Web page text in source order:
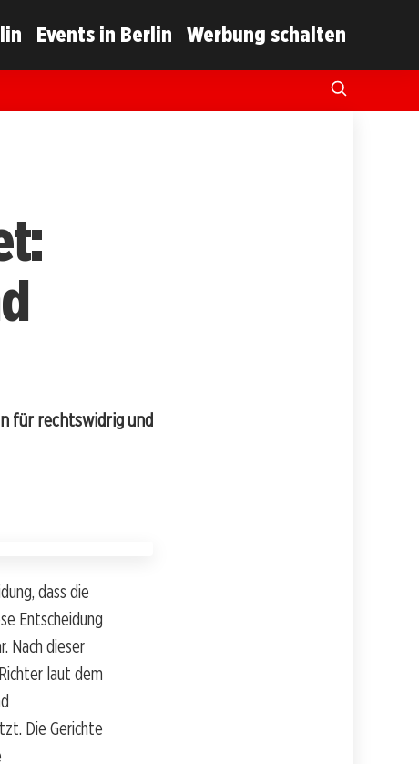
Events in Berlin Werbung schalten
für rechtswidrig und
dass die
Entscheidung
Nach dieser
laut dem
Die Gerichte